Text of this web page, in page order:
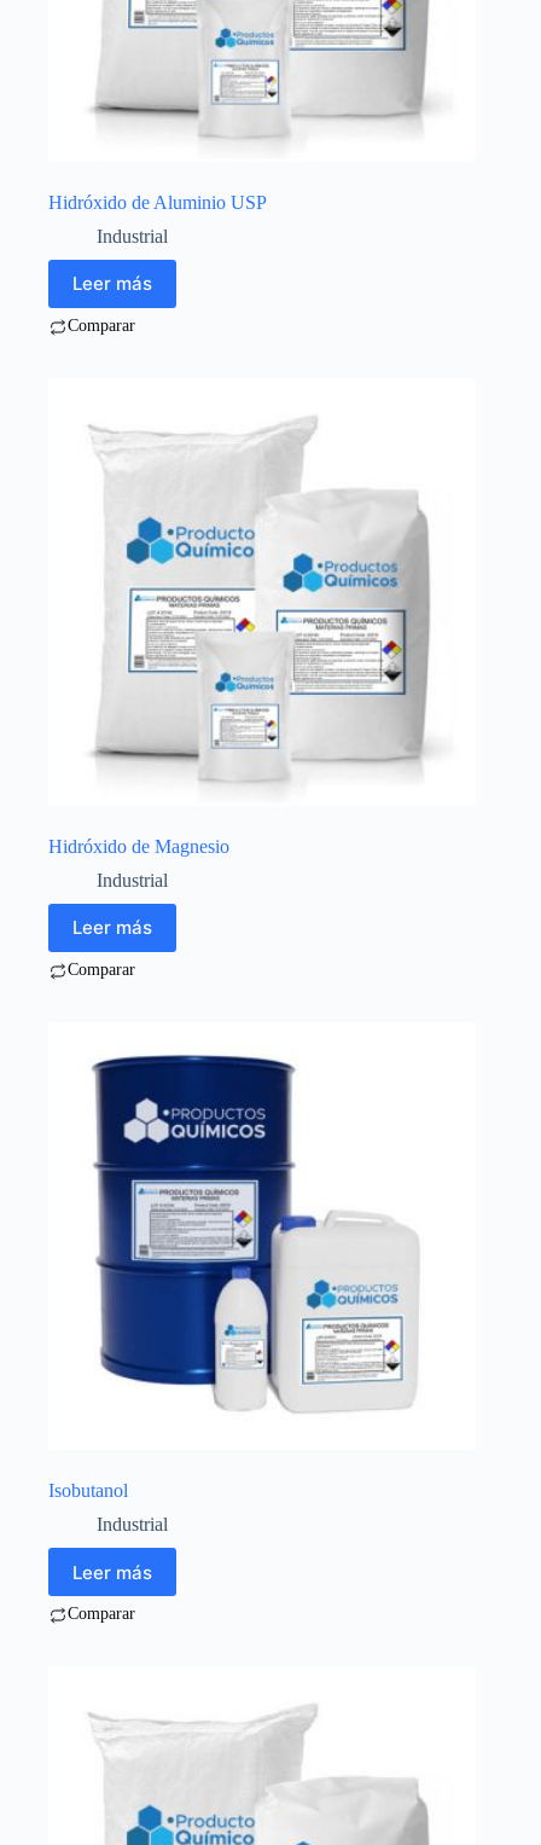
Hidróxido de Aluminio USP
Industrial
Leer más
Comparar
Hidróxido de Magnesio
Industrial
Leer más
Comparar
Isobutanol
Industrial
Leer más
Comparar